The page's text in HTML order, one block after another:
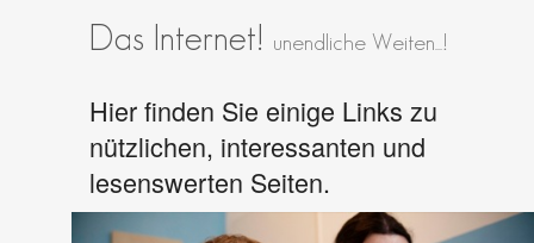
Das Internet! unendliche Weiten...!
Hier finden Sie einige Links zu
nützlichen, interessanten und
lesenswerten Seiten.